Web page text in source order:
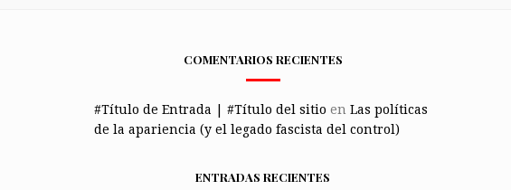
COMENTARIOS RECIENTES
#Título de Entrada | #Título del sitio en Las políticas
de la apariencia (y el legado fascista del control)
ENTRADAS RECIENTES